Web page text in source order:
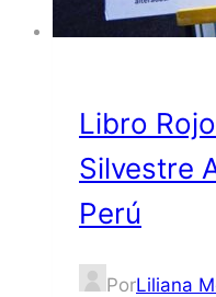
Libro
Silvestre
Perú
PorLiliana